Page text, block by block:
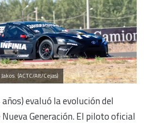
(ACTC/Alt/Cejas)
evaluó la evolución del
Nueva Generación. El piloto oficial